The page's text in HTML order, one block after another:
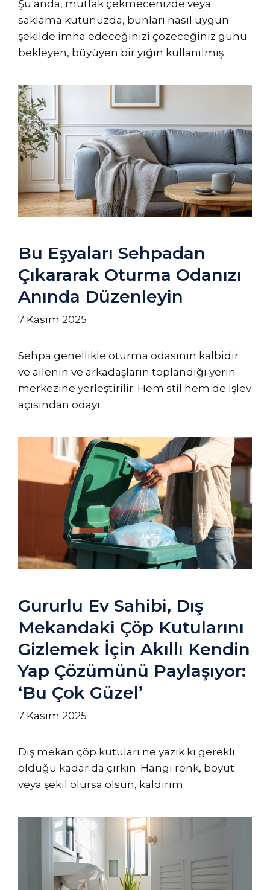
Şu anda, mutfak çekmecenizde veya
saklama kutunuzda, bunları nasıl uygun
şekilde imha edeceğinizi çözeceğiniz günü
bekleyen, büyüyen bir yığın kullanılmış
Bu Eşyaları Sehpadan
Çıkararak Oturma Odanızı
Anında Düzenleyin
7 Kasım 2025
Sehpa genellikle oturma odasının kalbidir
ve ailenin ve arkadaşların toplandığı yerin
merkezine yerleştirilir. Hem stil hem de işlev
açısından odayı
Gururlu Ev Sahibi, Dış
Mekandaki Çöp Kutularını
Gizlemek İçin Akıllı Kendin
Yap Çözümünü Paylaşıyor:
‘Bu Çok Güzel’
7 Kasım 2025
Dış mekan çöp kutuları ne yazık ki gerekli
olduğu kadar da çirkin. Hangi renk, boyut
veya şekil olursa olsun, kaldırım